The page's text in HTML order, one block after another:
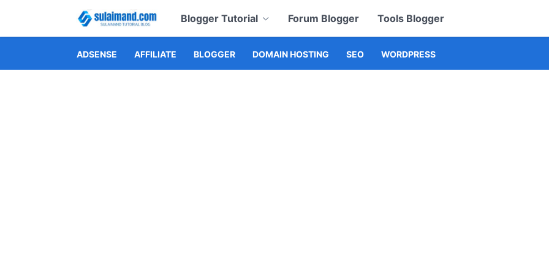
Blogger Tutorial Forum Blogger Tools Blogger
ADSENSE AFFILIATE BLOGGER DOMAIN HOSTING SEO WORDPRESS